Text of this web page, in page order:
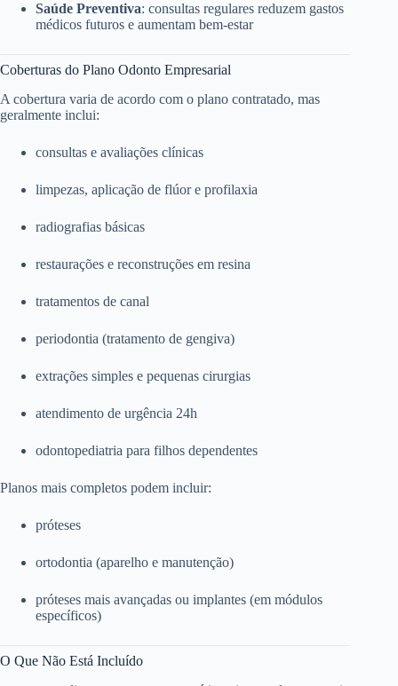
Saúde Preventiva: consultas regulares reduzem gastos
médicos futuros e aumentam bem-estar
Coberturas do Plano Odonto Empresarial
A cobertura varia de acordo com o plano contratado, mas
geralmente inclui:
consultas e avaliações clínicas
limpezas, aplicação de flúor e profilaxia
radiografias básicas
restaurações e reconstruções em resina
tratamentos de canal
periodontia (tratamento de gengiva)
extrações simples e pequenas cirurgias
atendimento de urgência 24h
odontopediatria para filhos dependentes
Planos mais completos podem incluir:
próteses
ortodontia (aparelho e manutenção)
próteses mais avançadas ou implantes (em módulos
específicos)
O Que Não Está Incluído